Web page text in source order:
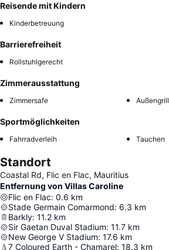
Reisende mit Kindern
Kinderbetreuung
Barrierefreiheit
Rollstuhlgerecht
Zimmerausstattung
Zimmersafe Außengrill
Sportmöglichkeiten
Fahrradverleih Tauchen
Standort
Coastal Rd, Flic en Flac, Mauritius
Entfernung von Villas Caroline
Flic en Flac: 0.6 km
Stade Germain Comarmond: 6.3 km
Barkly: 11.2 km
Sir Gaetan Duval Stadium: 11.7 km
New George V Stadium: 17.6 km
7 Coloured Earth - Chamarel: 18.3 km